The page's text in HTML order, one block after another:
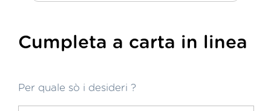
Cumpleta a carta in linea
Per quale sò i desideri ?